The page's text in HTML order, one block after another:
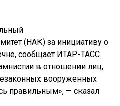
(НАК) за инициативу о
сообщает ИТАР-ТАСС.
в отношении лиц,
вооруженных
правильным», — сказал